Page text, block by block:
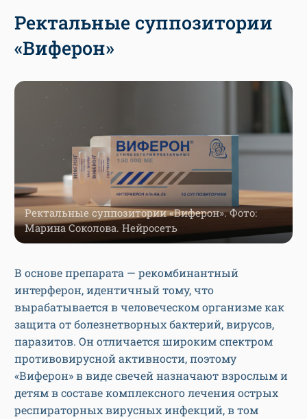
Ректальные суппозитории
«Виферон»
Ректальные суппозитории «Виферон». Фото:
Марина Соколова. Нейросеть
В основе препарата — рекомбинантный
интерферон, идентичный тому, что
вырабатывается в человеческом организме как
защита от болезнетворных бактерий, вирусов,
паразитов. Он отличается широким спектром
противовирусной активности, поэтому
«Виферон» в виде свечей назначают взрослым и
детям в составе комплексного лечения острых
респираторных вирусных инфекций, в том